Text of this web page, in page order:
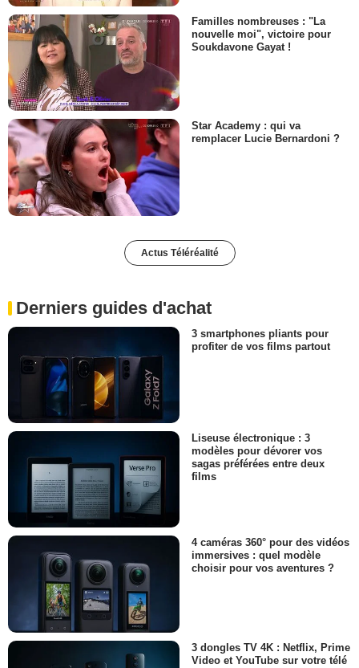
Familles nombreuses : "La
nouvelle moi", victoire pour
Soukdavone Gayat !
Star Academy : qui va
remplacer Lucie Bernardoni ?
Actus Téléréalité
Derniers guides d'achat
3 smartphones pliants pour
profiter de vos films partout
Liseuse électronique : 3
modèles pour dévorer vos
sagas préférées entre deux
films
4 caméras 360° pour des vidéos
immersives : quel modèle
choisir pour vos aventures ?
3 dongles TV 4K : Netflix, Prime
Video et YouTube sur votre télé